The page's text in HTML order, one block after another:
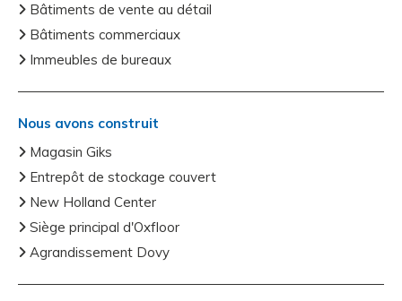
Bâtiments de vente au détail
Bâtiments commerciaux
Immeubles de bureaux
Nous avons construit
Magasin Giks
Entrepôt de stockage couvert
New Holland Center
Siège principal d'Oxfloor
Agrandissement Dovy